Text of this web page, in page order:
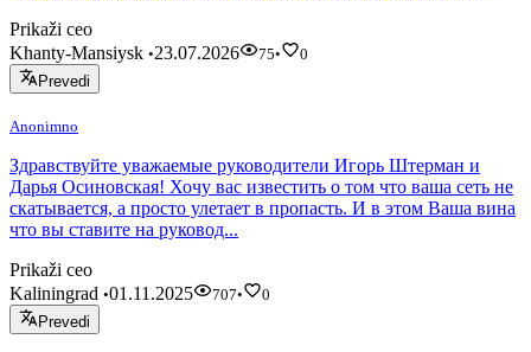
Prikaži ceo
Khanty-Mansiysk •23.07.2026 75•
0
Prevedi
Anonimno
Здравствуйте уважаемые руководители Игорь Штерман и
Дарья Осиновская! Хочу вас известить о том что ваша сеть не
скатывается, а просто улетает в пропасть. И в этом Ваша вина
что вы ставите на руковод...
Prikaži ceo
Kaliningrad •01.11.2025 707•
0
Prevedi